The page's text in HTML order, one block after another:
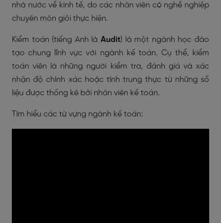
nhà nước về kinh tế, do các nhân viên có nghề nghiệp
chuyên môn giỏi thực hiện.
Kiểm toán (tiếng Anh là Audit) là một ngành học đào
tạo chung lĩnh vực với ngành kế toán. Cụ thể, kiểm
toán viên là những người kiểm tra, đánh giá và xác
nhận độ chính xác hoặc tính trung thực từ những số
liệu được thống kê bởi nhân viên kế toán.
Tìm hiểu các từ vựng ngành kế toán: